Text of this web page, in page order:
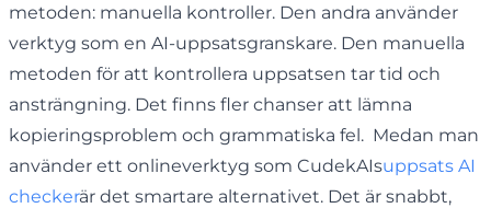
metoden: manuella kontroller. Den andra använder
verktyg som en AI-uppsatsgranskare. Den manuella
metoden för att kontrollera uppsatsen tar tid och
ansträngning. Det finns fler chanser att lämna
kopieringsproblem och grammatiska fel. Medan man
använder ett onlineverktyg som CudekAIsuppsats AI
checkerär det smartare alternativet. Det är snabbt,